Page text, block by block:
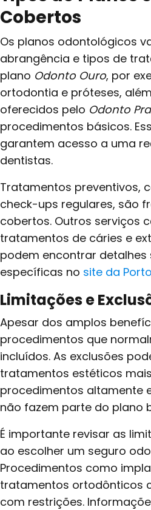
Cobertos
Os planos odontológicos
abrangência e tipos de
plano Odonto Ouro, por
ortodontia e próteses,
oferecidos pelo Odonto
procedimentos básicos.
garantem acesso a uma
dentistas.
Tratamentos preventivos,
check-ups regulares, são
cobertos. Outros serviços
tratamentos de cáries e
podem encontrar
específicas no site da
Limitações e
Apesar dos amplos
procedimentos que
incluídos. As exclusões
tratamentos estéticos
procedimentos altamente
não fazem parte do plano
É importante revisar as
ao escolher um seguro
Procedimentos como
tratamentos ortodônticos
com restrições.